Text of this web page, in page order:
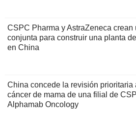
CSPC Pharma y AstraZeneca crean
conjunta para construir una planta
en China
China concede la revisión prioritaria
cáncer de mama de una filial de
Alphamab Oncology